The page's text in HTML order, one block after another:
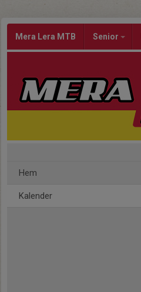
Mera Lera MTB Senior
Hem
Kalender